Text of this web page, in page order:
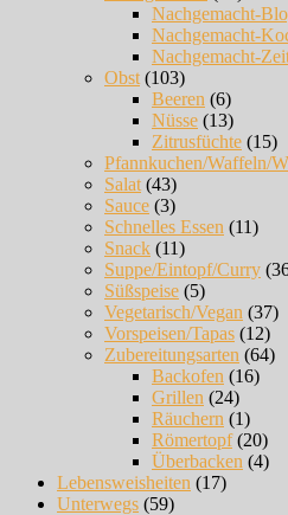
Nachgemacht-
Nachgemacht-
Nachgemacht-
Obst (103)
Beeren (6)
Nüsse (13)
Zitrusfüchte (15)
Pfannkuchen/Waffeln/
Salat (43)
Sauce (3)
Schnelles Essen (11)
Snack (11)
Suppe/Eintopf/Curry
Süßspeise (5)
Vegetarisch/Vegan (37)
Vorspeisen/Tapas (12)
Zubereitungsarten (64)
Backofen (16)
Grillen (24)
Räuchern (1)
Römertopf(20)
Überbacken (4)
Lebensweisheiten (17)
Unterwegs (59)